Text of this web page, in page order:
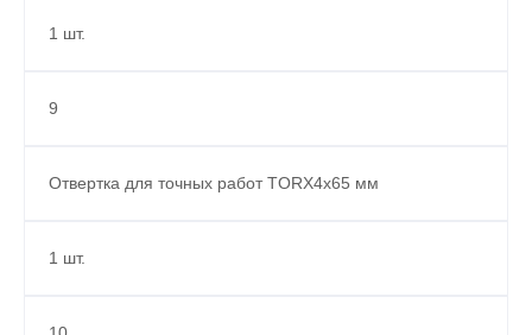
1 шт.
9
Отвертка для точных работ TORX4x65 мм
1 шт.